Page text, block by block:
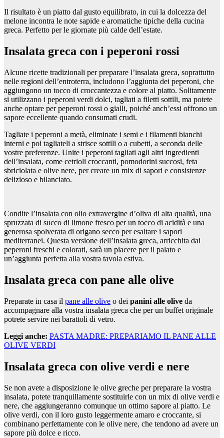
Il risultato è un piatto dal gusto equilibrato, in cui la dolcezza del
melone incontra le note sapide e aromatiche tipiche della cucina
greca. Perfetto per le giornate più calde dell’estate.
Insalata greca con i peperoni rossi
Alcune ricette tradizionali per preparare l’insalata greca, soprattutto
nelle regioni dell’entroterra, includono l’aggiunta dei peperoni, che
aggiungono un tocco di croccantezza e colore al piatto. Solitamente
si utilizzano i peperoni verdi dolci, tagliati a filetti sottili, ma potete
anche optare per peperoni rossi o gialli, poiché anch’essi offrono un
sapore eccellente quando consumati crudi.
Tagliate i peperoni a metà, eliminate i semi e i filamenti bianchi
interni e poi tagliateli a strisce sottili o a cubetti, a seconda delle
vostre preferenze. Unite i peperoni tagliati agli altri ingredienti
dell’insalata, come cetrioli croccanti, pomodorini succosi, feta
sbriciolata e olive nere, per creare un mix di sapori e consistenze
delizioso e bilanciato.
Condite l’insalata con olio extravergine d’oliva di alta qualità, una
spruzzata di succo di limone fresco per un tocco di acidità e una
generosa spolverata di origano secco per esaltare i sapori
mediterranei. Questa versione dell’insalata greca, arricchita dai
peperoni freschi e colorati, sarà un piacere per il palato e
un’aggiunta perfetta alla vostra tavola estiva.
Insalata greca con pane alle olive
Preparate in casa il pane alle olive o dei panini alle olive da
accompagnare alla vostra insalata greca che per un buffet originale
potrete servire nei barattoli di vetro.
Leggi anche: PASTA MADRE: PREPARIAMO IL PANE ALLE
OLIVE VERDI
Insalata greca con olive verdi e nere
Se non avete a disposizione le olive greche per preparare la vostra
insalata, potete tranquillamente sostituirle con un mix di olive verdi e
nere, che aggiungeranno comunque un ottimo sapore al piatto. Le
olive verdi, con il loro gusto leggermente amaro e croccante, si
combinano perfettamente con le olive nere, che tendono ad avere un
sapore più dolce e ricco.